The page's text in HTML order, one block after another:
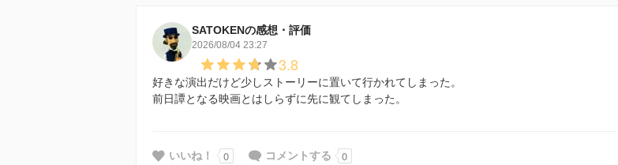
SATOKENの感想・評価
2026/08/04 23:27
3.8
好きな演出だけど少しストーリーに置いて行かれてしまった。
前日譚となる映画とはしらずに先に観てしまった。
いいね！ 0 コメントする 0